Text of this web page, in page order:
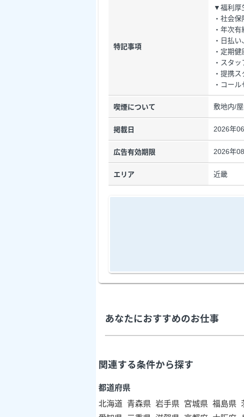
特記事項
▼福利厚
・社会
・年次
・日払
・定期健
・スタ
・提携
・コー
喫煙について 敷地内/
掲載日 2026年
広告有効期限 2026年
エリア 近畿
あなたにおすすめのお仕事
関連する条件から探す
都道府県
北海道 青森県 岩手県 宮城県 福島県